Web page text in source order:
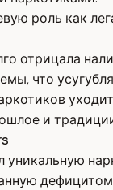
роль как
отрицала
что
и